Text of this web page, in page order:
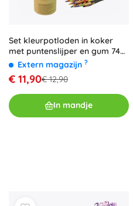
Set kleurpotloden in koker
met puntenslijper en gum 74
stuksExtern magazijn ?
€ 11,90€ 12,90
In mandje